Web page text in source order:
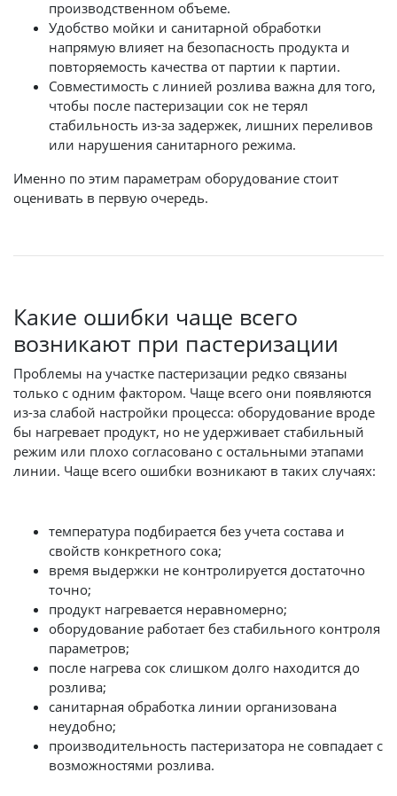
производственном объеме.
Удобство мойки и санитарной обработки
напрямую влияет на безопасность продукта и
повторяемость качества от партии к партии.
Совместимость с линией розлива важна для того,
чтобы после пастеризации сок не терял
стабильность из-за задержек, лишних переливов
или нарушения санитарного режима.
Именно по этим параметрам оборудование стоит
оценивать в первую очередь.
Какие ошибки чаще всего
возникают при пастеризации
Проблемы на участке пастеризации редко связаны
только с одним фактором. Чаще всего они появляются
из-за слабой настройки процесса: оборудование вроде
бы нагревает продукт, но не удерживает стабильный
режим или плохо согласовано с остальными этапами
линии. Чаще всего ошибки возникают в таких случаях:
температура подбирается без учета состава и
свойств конкретного сока;
время выдержки не контролируется достаточно
точно;
продукт нагревается неравномерно;
оборудование работает без стабильного контроля
параметров;
после нагрева сок слишком долго находится до
розлива;
санитарная обработка линии организована
неудобно;
производительность пастеризатора не совпадает с
возможностями розлива.